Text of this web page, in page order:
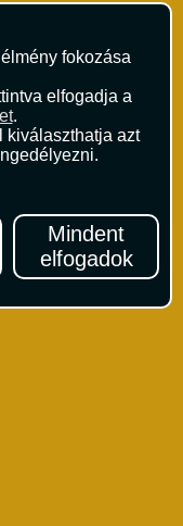
fokozása
elfogadja a
.
kiválaszthatja azt
Mindent
elfogadok